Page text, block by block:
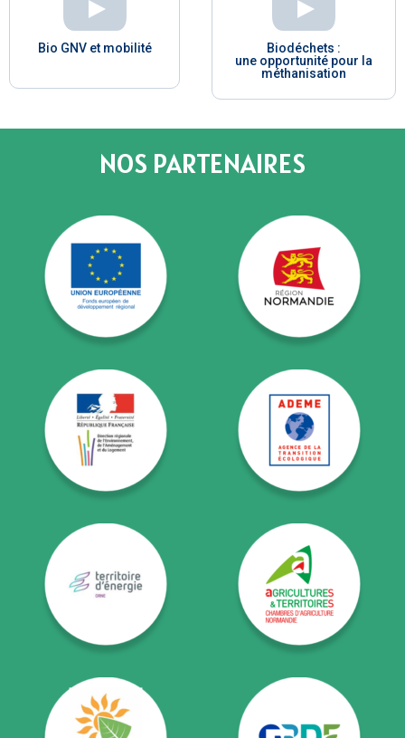
Bio GNV et mobilité
Biodéchets :
une opportunité pour la
méthanisation
NOS PARTENAIRES